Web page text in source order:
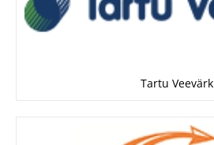
Tartu Veevärk